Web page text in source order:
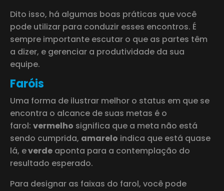
Dito isso, há algumas boas práticas que você
pode utilizar para conduzir esses encontros. É
sempre importante escutar o que as partes têm
a dizer, e gerenciar a produtividade da sua
equipe.
Faróis
Uma forma de ilustrar melhor o status em que se
encontra o alcance de suas metas é o
farol: vermelho significa que a meta não está
sendo cumprida, amarelo indica que está quase
lá, everde aponta para a contemplação do
resultado esperado.
Para designar as faixas do farol, você pode